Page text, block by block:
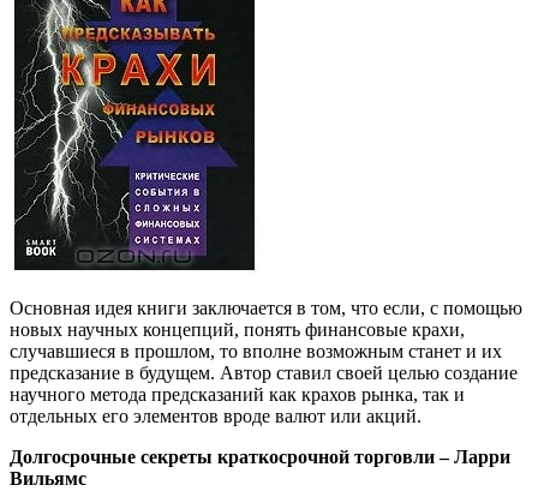
Основная идея книги заключается в том, что если, с помощью
новых научных концепций, понять финансовые крахи,
случавшиеся в прошлом, то вполне возможным станет и их
предсказание в будущем. Автор ставил своей целью создание
научного метода предсказаний как крахов рынка, так и
отдельных его элементов вроде валют или акций.
Долгосрочные секреты краткосрочной торговли – Ларри
Вильямс